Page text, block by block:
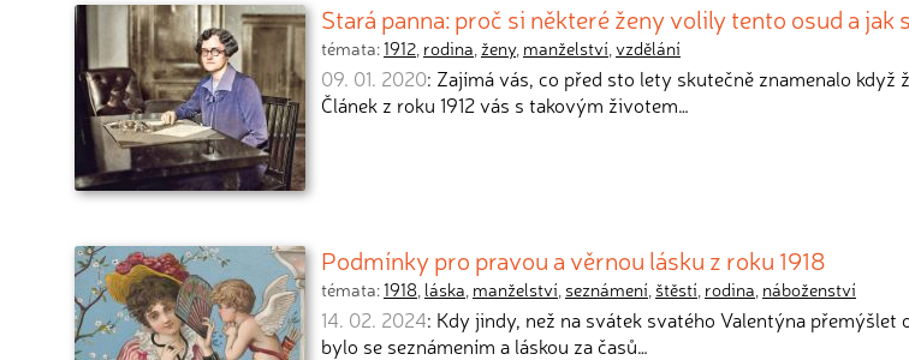
Stará panna: proč si některé ženy volily tento osud a jak
témata:1912, rodina, ženy, manželství,vzdělání
09. 01. 2020: Zajímá vás, co před sto lety skutečně znamenalo když
Článek z roku 1912 vás s takovým životem…
Podmínky pro pravou a věrnou lásku z roku 1918
témata:1918, láska, manželství, seznámení, štěstí, rodina, náboženství
14. 02. 2024: Kdy jindy, než na svátek svatého Valentýna přemýšlet
bylo se seznámením a láskou za časů…